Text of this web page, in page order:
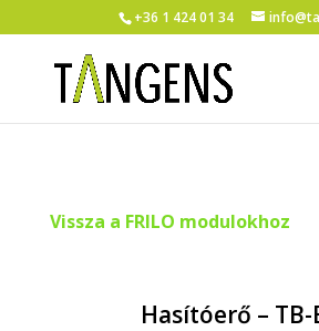
+36 1 424 01 34
Vissza a FRILO modulokhoz
Hasítóerő – TB-